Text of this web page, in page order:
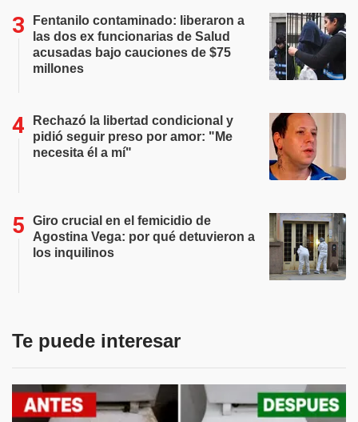
Fentanilo contaminado: liberaron a
las dos ex funcionarias de Salud
acusadas bajo cauciones de $75
millones
Rechazó la libertad condicional y
pidió seguir preso por amor: "Me
necesita él a mí"
Giro crucial en el femicidio de
Agostina Vega: por qué detuvieron a
los inquilinos
Te puede interesar